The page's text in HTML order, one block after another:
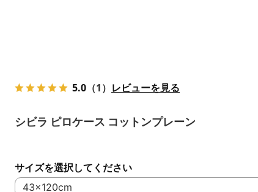
5.0 （1） レビューを見る
シビラ ピロケース コットンプレーン
サイズを選択してください